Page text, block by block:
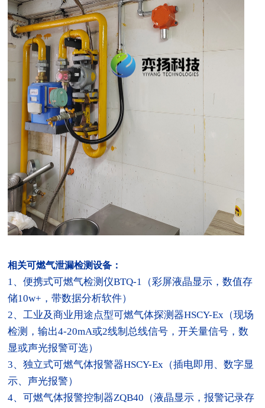
相关可燃气泄漏检测设备：
1、便携式可燃气检测仪BTQ-1 （彩屏液晶显示，数值存
储10w+，带数据分析软件）
2、工业及商业用途点型可燃气体探测器HSCY-Ex （现场
检测，输出4-20mA或2线制总线信号，开关量信号，数
显或声光报警可选）
3、独立式可燃气体报警器HSCY-Ex （插电即用、数字显
示、声光报警）
4、可燃气体报警控制器ZQB40 （液晶显示，报警记录存